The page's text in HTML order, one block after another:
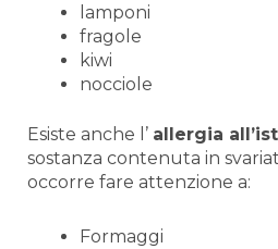
lamponi
fragole
kiwi
nocciole
Esiste anche l’ allergia
sostanza contenuta in
occorre fare attenzione a:
Formaggi